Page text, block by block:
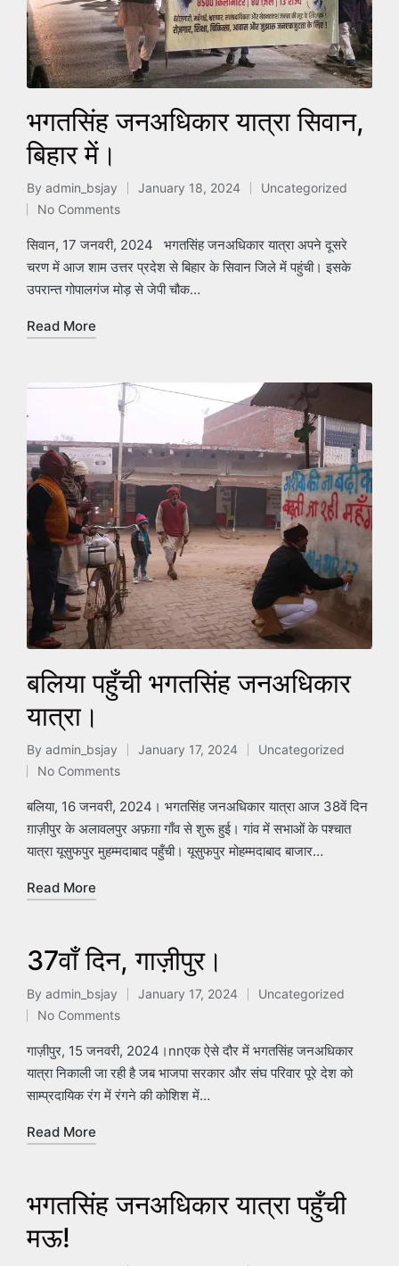
भगतसिंह जनअधिकार यात्रा सिवान,
बिहार में।
Posted
by
By admin_bsjay January 18, 2024
Posted
Uncategorized
No Comments
सिवान, 17 जनवरी, 2024 भगतसिंह जनअधिकार यात्रा अपने दूसरे
चरण में आज शाम उत्तर प्रदेश से बिहार के सिवान जिले में पहुंची। इसके
उपरान्त गोपालगंज मोड़ से जेपी चौक…
Read More
बलिया पहुँची भगतसिंह जनअधिकार
यात्रा।
Posted
by
By admin_bsjay January 17, 2024
Posted
Uncategorized
No Comments
बलिया, 16 जनवरी, 2024। भगतसिंह जनअधिकार यात्रा आज 38वें दिन
ग़ाज़ीपुर के अलावलपुर अफ़ग़ा गाँव से शुरू हुई। गांव में सभाओं के पश्चात
यात्रा यूसुफपुर मुहम्मदाबाद पहुँची। यूसुफपुर मोहम्मदाबाद बाजार…
Read More
37वाँ दिन, गाज़ीपुर।
Posted
by
By admin_bsjay January 17, 2024
Posted
Uncategorized
No Comments
गाज़ीपुर, 15 जनवरी, 2024।nnएक ऐसे दौर में भगतसिंह जनअधिकार
यात्रा निकाली जा रही है जब भाजपा सरकार और संघ परिवार पूरे देश को
साम्प्रदायिक रंग में रंगने की कोशिश में…
Read More
भगतसिंह जनअधिकार यात्रा पहुँची
मऊ!